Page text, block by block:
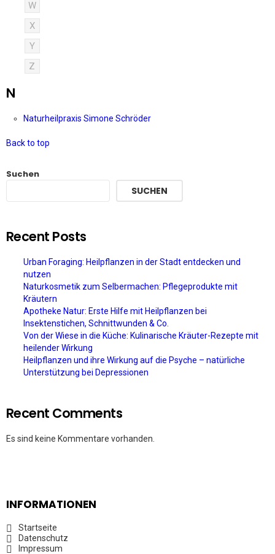
W
X
Y
Z
N
Naturheilpraxis Simone Schröder
Back to top
Suchen
SUCHEN
Recent Posts
Urban Foraging: Heilpflanzen in der Stadt entdecken und
nutzen
Naturkosmetik zum Selbermachen: Pflegeprodukte mit
Kräutern
Apotheke Natur: Erste Hilfe mit Heilpflanzen bei
Insektenstichen, Schnittwunden & Co.
Von der Wiese in die Küche: Kulinarische Kräuter-Rezepte mit
heilender Wirkung
Heilpflanzen und ihre Wirkung auf die Psyche – natürliche
Unterstützung bei Depressionen
Recent Comments
Es sind keine Kommentare vorhanden.
INFORMATIONEN
Startseite
Datenschutz
Impressum